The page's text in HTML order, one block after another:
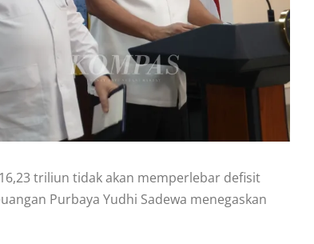
triliun tidak akan memperlebar defisit
Purbaya Yudhi Sadewa menegaskan